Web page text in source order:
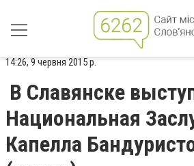
14:26, 9 червня 2015 р.
В Славянске
Национальная
Капелла